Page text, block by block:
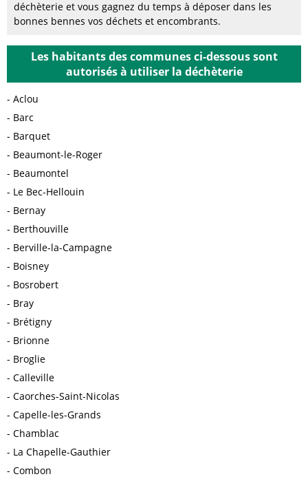
déchèterie et vous gagnez du temps à déposer dans les
bonnes bennes vos déchets et encombrants.
Les habitants des communes ci-dessous sont
autorisés à utiliser la déchèterie
Aclou
Barc
Barquet
Beaumont-le-Roger
Beaumontel
Le Bec-Hellouin
Bernay
Berthouville
Berville-la-Campagne
Boisney
Bosrobert
Bray
Brétigny
Brionne
Broglie
Calleville
Caorches-Saint-Nicolas
Capelle-les-Grands
Chamblac
La Chapelle-Gauthier
Combon